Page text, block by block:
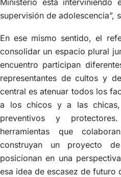
Ministerio está
supervisión de adolescencia”,
En ese mismo sentido, el
consolidar un espacio plural
encuentro participan
representantes de cultos y
central es atenuar todos los
a los chicos y a las
preventivos y
herramientas que
construyan un proyecto
posicionan en una
esa idea de escasez de futuro